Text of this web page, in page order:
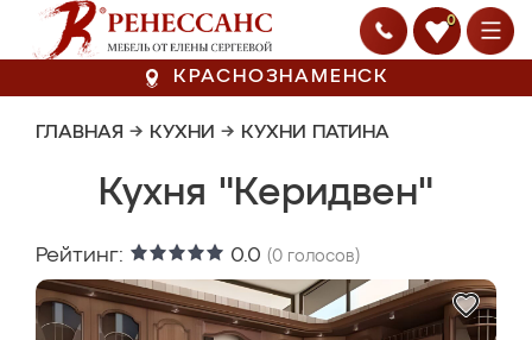
0
КРАСНОЗНАМЕНСК
ГЛАВНАЯ → КУХНИ → КУХНИ ПАТИНА
Кухня "Керидвен"
Рейтинг: 0.0 (0 голосов)